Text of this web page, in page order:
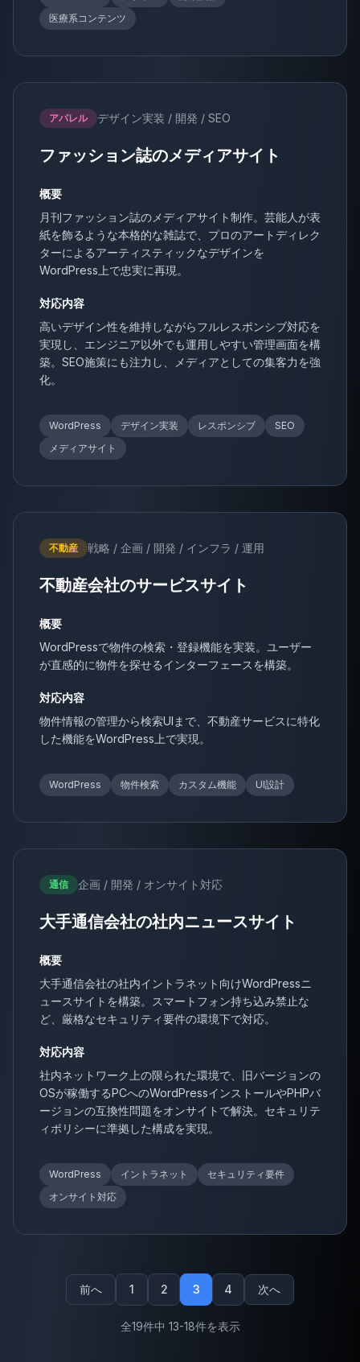
医療系コンテンツ
アパレル デザイン実装 / 開発 / SEO
ファッション誌のメディアサイト
概要
月刊ファッション誌のメディアサイト制作。芸能人が表
紙を飾るような本格的な雑誌で、プロのアートディレク
ターによるアーティスティックなデザインを
WordPress上で忠実に再現。
対応内容
高いデザイン性を維持しながらフルレスポンシブ対応を
実現し、エンジニア以外でも運用しやすい管理画面を構
築。SEO施策にも注力し、メディアとしての集客力を強
化。
WordPress デザイン実装 レスポンシブ
SEO
メディアサイト
不動産 戦略 / 企画 / 開発 / インフラ / 運用
不動産会社のサービスサイト
概要
WordPressで物件の検索・登録機能を実装。ユーザー
が直感的に物件を探せるインターフェースを構築。
対応内容
物件情報の管理から検索UIまで、不動産サービスに特化
した機能をWordPress上で実現。
WordPress 物件検索 カスタム機能 UI設計
通信 企画 / 開発 / オンサイト対応
大手通信会社の社内ニュースサイト
概要
大手通信会社の社内イントラネット向けWordPressニ
ュースサイトを構築。スマートフォン持ち込み禁止な
ど、厳格なセキュリティ要件の環境下で対応。
対応内容
社内ネットワーク上の限られた環境で、旧バージョンの
OSが稼働するPCへのWordPressインストールやPHPバ
ージョンの互換性問題をオンサイトで解決。セキュリテ
ィポリシーに準拠した構成を実現。
WordPress イントラネット
セキュリティ要件
オンサイト対応
前へ 1 2 3 4 次へ
全19件中 13-18件を表示